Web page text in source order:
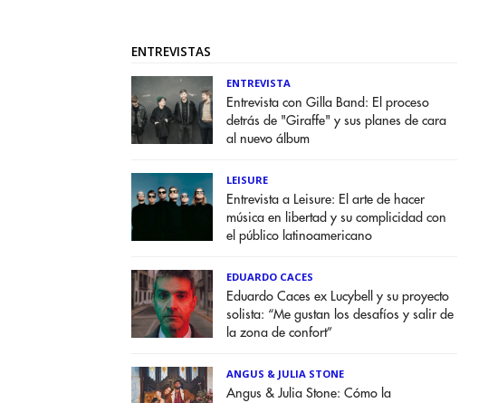
ENTREVISTAS
ENTREVISTA
Entrevista con Gilla Band: El proceso
detrás de "Giraffe" y sus planes de cara
al nuevo álbum
LEISURE
Entrevista a Leisure: El arte de hacer
música en libertad y su complicidad con
el público latinoamericano
EDUARDO CACES
Eduardo Caces ex Lucybell y su proyecto
solista: “Me gustan los desafíos y salir de
la zona de confort”
ANGUS & JULIA STONE
Angus & Julia Stone: Cómo la